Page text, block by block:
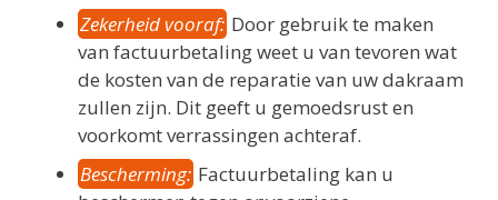
Zekerheid vooraf: Door gebruik te maken
van factuurbetaling weet u van tevoren wat
de kosten van de reparatie van uw dakraam
zullen zijn. Dit geeft u gemoedsrust en
voorkomt verrassingen achteraf.
Bescherming: Factuurbetaling kan u